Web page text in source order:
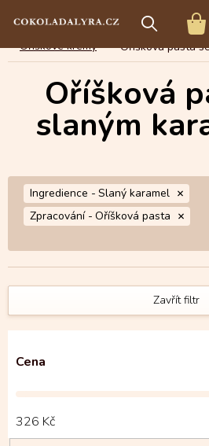
E-shop s čokoládou Čokoládové
Oříškové krémy Oříšková pasta
Oříšková
slaným
Ingredience - Slaný karamel
Zpracování - Oříšková pasta
Zavřít filtr
Cena
326 Kč